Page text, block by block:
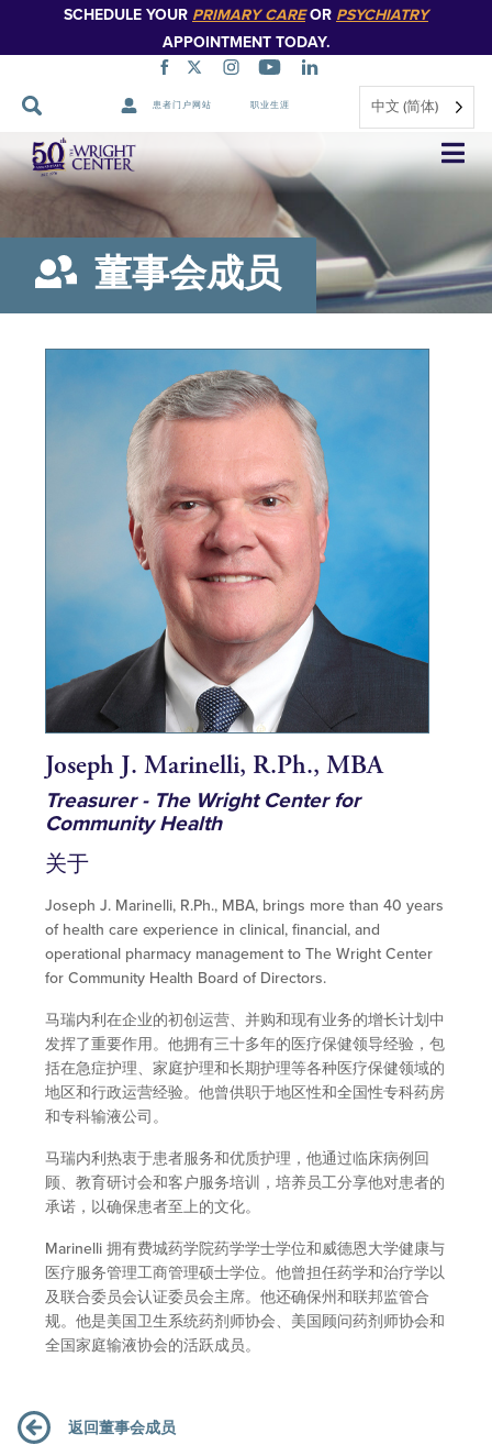
SCHEDULE YOUR PRIMARY CAREOR PSYCHIATRY
APPOINTMENT TODAY.
患者门户网站 职业生涯 中文 (简体)
跳
过
导
董事会成员
Joseph J. Marinelli, R.Ph., MBA
Treasurer - The Wright Center for
Community Health
关于
Joseph J. Marinelli, R.Ph., MBA, brings more than 40 years
of health care experience in clinical, financial, and
operational pharmacy management to The Wright Center
for Community Health Board of Directors.
马瑞内利在企业的初创运营、并购和现有业务的增长计划中
发挥了重要作用。他拥有三十多年的医疗保健领导经验，包
括在急症护理、家庭护理和长期护理等各种医疗保健领域的
地区和行政运营经验。他曾供职于地区性和全国性专科药房
和专科输液公司。
马瑞内利热衷于患者服务和优质护理，他通过临床病例回
顾、教育研讨会和客户服务培训，培养员工分享他对患者的
承诺，以确保患者至上的文化。
Marinelli 拥有费城药学院药学学士学位和威德恩大学健康与
医疗服务管理工商管理硕士学位。他曾担任药学和治疗学以
及联合委员会认证委员会主席。他还确保州和联邦监管合
规。他是美国卫生系统药剂师协会、美国顾问药剂师协会和
全国家庭输液协会的活跃成员。
返回董事会成员